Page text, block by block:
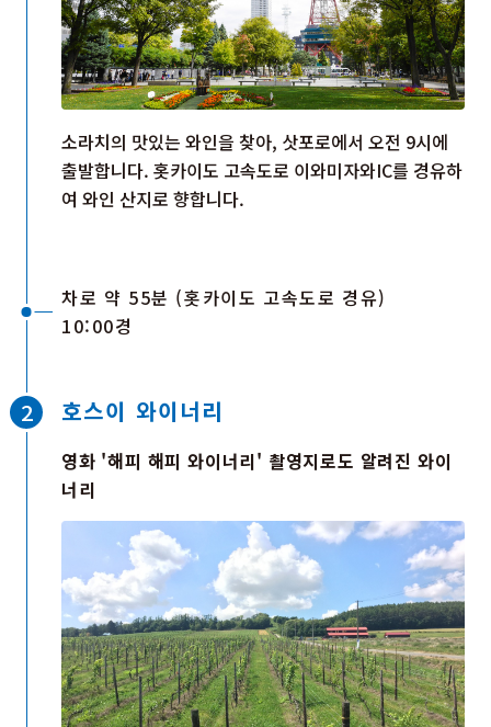
소라치의 맛있는 와인을 찾아, 삿포로에서 오전 9시에
출발합니다. 홋카이도 고속도로 이와미자와IC를 경유하
여 와인 산지로 향합니다.
차로 약 55분 (홋카이도 고속도로 경유)
10:00경
호스이 와이너리
영화 '해피 해피 와이너리' 촬영지로도 알려진 와이
너리